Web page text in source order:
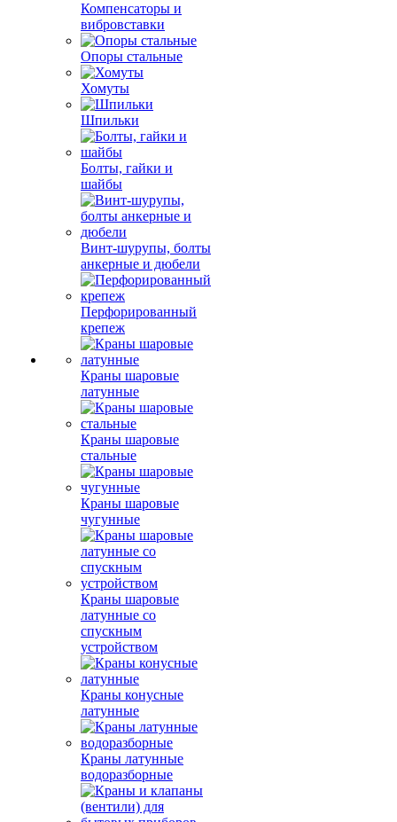
Компенсаторы и
вибровставки
Опоры стальные
Хомуты
Шпильки
Болты, гайки и
шайбы
Винт-шурупы, болты
анкерные и дюбели
Перфорированный
крепеж
Краны шаровые
латунные
Краны шаровые
стальные
Краны шаровые
чугунные
Краны шаровые
латунные со
спускным
устройством
Краны конусные
латунные
Краны латунные
водоразборные